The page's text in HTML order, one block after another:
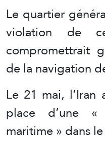
Le quartier
violation de
compromettrait
de la navigation
Le 21 mai,
place d’une
maritime » dans